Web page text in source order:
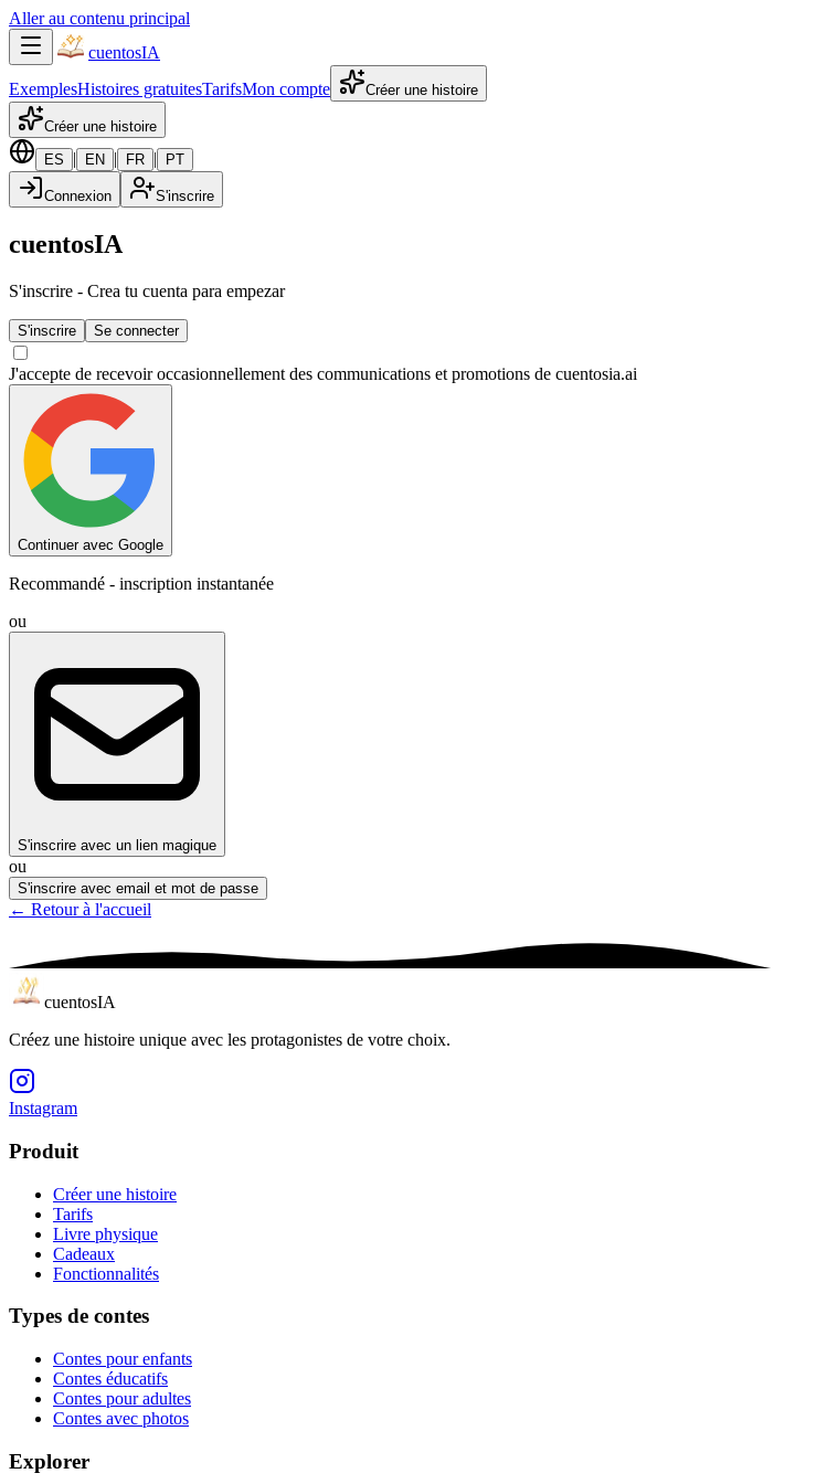
Aller au contenu principal
cuentosIA
ExemplesHistoires gratuitesTarifsMon compte Créer une histoire
Créer une histoire
ES
| EN | FR | PT
Connexion S'inscrire
cuentosIA
S'inscrire - Crea tu cuenta para empezar
S'inscrire Se connecter
J'accepte de recevoir occasionnellement des communications et promotions de cuentosia.ai
Continuer avec Google
Recommandé - inscription instantanée
ou
S'inscrire avec un lien magique
ou
S'inscrire avec email et mot de passe
← Retour à l'accueil
cuentosIA
Créez une histoire unique avec les protagonistes de votre choix.
Instagram
Produit
Créer une histoire
Tarifs
Livre physique
Cadeaux
Fonctionnalités
Types de contes
Contes pour enfants
Contes éducatifs
Contes pour adultes
Contes avec photos
Explorer